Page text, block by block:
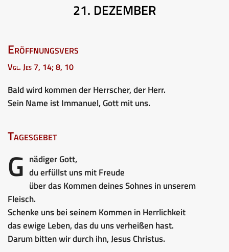
21. DEZEMBER
Eröffnungsvers
Vgl. Jes 7, 14; 8, 10
Bald wird kommen der Herrscher, der Herr.
Sein Name ist Immanuel, Gott mit uns.
Tagesgebet
G nädiger Gott,
du erfüllst uns mit Freude
über das Kommen deines Sohnes in unserem
Fleisch.
Schenke uns bei seinem Kommen in Herrlichkeit
das ewige Leben, das du uns verheißen hast.
Darum bitten wir durch ihn, Jesus Christus.